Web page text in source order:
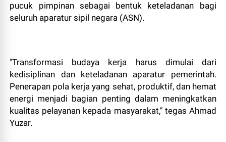
pucuk pimpinan sebagai bentuk keteladanan bagi
seluruh aparatur sipil negara (ASN).
"Transformasi budaya kerja harus dimulai dari
kedisiplinan dan keteladanan aparatur pemerintah.
Penerapan pola kerja yang sehat, produktif, dan hemat
energi menjadi bagian penting dalam meningkatkan
kualitas pelayanan kepada masyarakat," tegas Ahmad
Yuzar.